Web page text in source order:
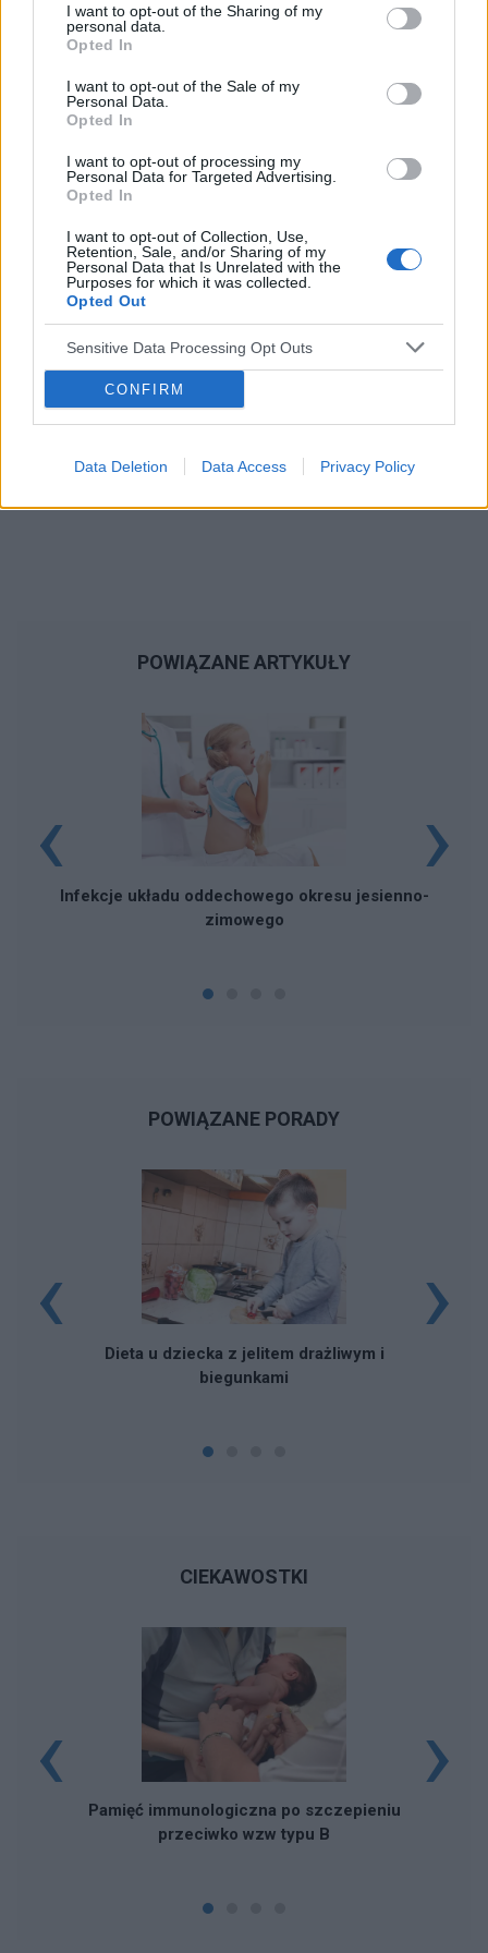
I want to opt-out of the Sharing of my
personal data.
Opted In
I want to opt-out of the Sale of my
Personal Data.
Opted In
I want to opt-out of processing my
Personal Data for Targeted Advertising.
Opted In
I want to opt-out of Collection, Use,
Retention, Sale, and/or Sharing of my
Personal Data that Is Unrelated with the
Purposes for which it was collected.
Opted Out
Sensitive Data Processing Opt Outs
CONFIRM
Data Deletion Data Access Privacy Policy
dojrzewać piersi jej nie rosną.Jedna miers ma
zupełnie płaska a w drugiej widoczne jest to
mnie to niepokoi. Możliwe że właśnie zaczynają
jej rosnąć piersi. Ale Myślę żeby udać się do
pediatry. Będę wdzięczna że wszelkie
odpowiedzi. Pozdrawiam
POWIĄZANE
Tematy
kalendarz szczepień inhalacje
Reklama:
POWIĄZANE ARTYKUŁY
Infekcje układu oddechowego okresu jesienno-
zimowego
‹ ›
POWIĄZANE PORADY
Dieta u dziecka z jelitem drażliwym i
biegunkami
‹ ›
CIEKAWOSTKI
Pamięć immunologiczna po szczepieniu
przeciwko wzw typu B
‹ ›